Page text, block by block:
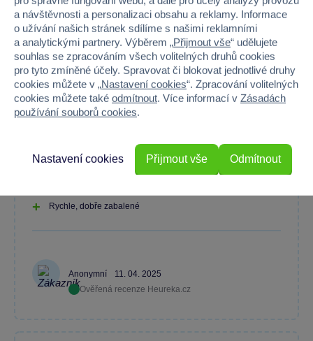
Jana Černá 25. 10. 2025
Ano
Anonymní
11. 04. 2025
Ověřená recenze Heureka.cz
Rychle, dobře zabalené
a návštěvnosti a personalizaci obsahu a reklamy. Informace
o užívání našich stránek sdílíme s našimi reklamními
a analytickými partnery. Výběrem „Přijmout vše“ udělujete
souhlas se zpracováním všech volitelných druhů cookies
pro tyto zmíněné účely. Spravovat či blokovat jednotlivé druhy
cookies můžete v „Nastavení cookies“. Zpracování volitelných
cookies můžete také odmítnout. Více informací v Zásadách
používání souborů cookies.
Odmítnout
Nastavení cookies Přijmout vše